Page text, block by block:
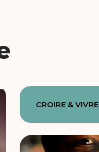
CROIRE & VIVRE